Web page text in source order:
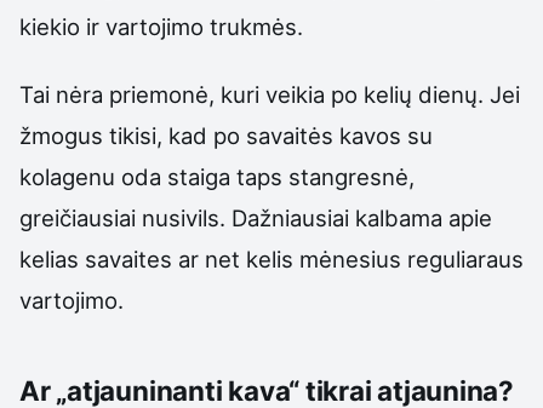
kiekio ir vartojimo trukmės.
Tai nėra priemonė, kuri veikia po kelių dienų. Jei
žmogus tikisi, kad po savaitės kavos su
kolagenu oda staiga taps stangresnė,
greičiausiai nusivils. Dažniausiai kalbama apie
kelias savaites ar net kelis mėnesius reguliaraus
vartojimo.
Ar „atjauninanti kava“ tikrai atjaunina?